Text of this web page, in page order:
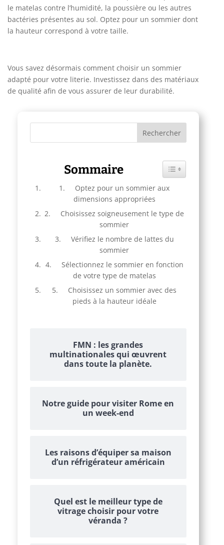
le matelas contre l’humidité, la poussière ou les autres
bactéries présentes au sol. Optez pour un sommier dont
la hauteur correspond à votre taille.
Vous savez désormais comment choisir un sommier
adapté pour votre literie. Investissez dans des matériaux
de qualité afin de vous assurer de leur durabilité.
Sommaire Toggle Table of
1. Optez pour un sommier aux
dimensions appropriées
2. Choisissez soigneusement le type de
sommier
3. Vérifiez le nombre de lattes du
sommier
4. Sélectionnez le sommier en fonction
de votre type de matelas
5. Choisissez un sommier avec des
pieds à la hauteur idéale
FMN : les grandes
multinationales qui œuvrent
dans toute la planète.
Notre guide pour visiter Rome en
un week-end
Les raisons d’équiper sa maison
d’un réfrigérateur américain
Quel est le meilleur type de
vitrage choisir pour votre
véranda ?